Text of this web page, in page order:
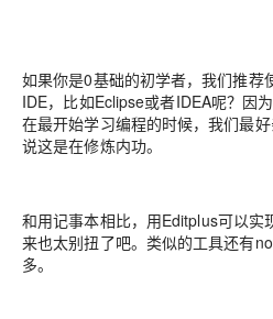
如果你是0基础的初学者，我们推荐
IDE，比如Eclipse或者IDEA呢？因
在最开始学习编程的时候，我们最
说这是在修炼内功。
和用记事本相比，用Editplus可以实
来也太别扭了吧。类似的工具还有
多。